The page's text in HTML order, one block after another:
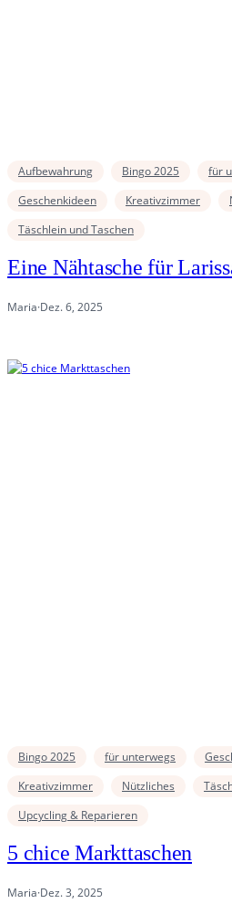
Aufbewahrung Bingo 2025
für
Geschenkideen
Kreativzimmer
Täschlein und Taschen
Eine Nähtasche für
Maria·Dez. 6, 2025
Bingo 2025 für unterwegs
Kreativzimmer
Nützliches
Upcycling & Reparieren
5 chice Markttaschen
Maria·Dez. 3, 2025